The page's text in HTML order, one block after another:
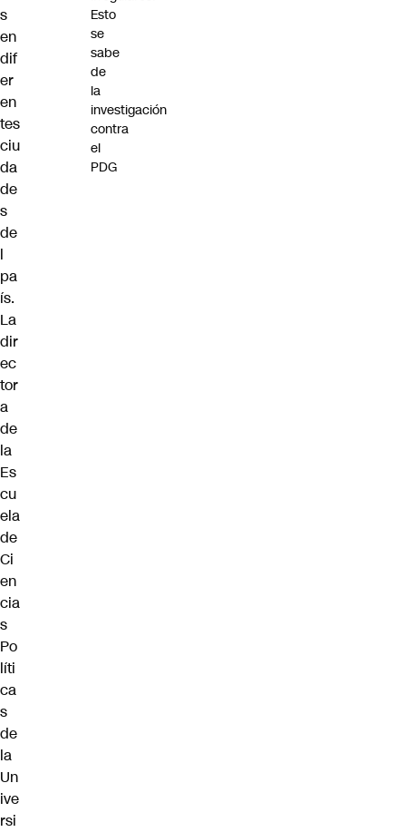
s
en
dif
er
en
tes
ciu
da
de
s
de
l
pa
ís.
La
dir
ec
tor
a
de
la
Es
cu
ela
de
Ci
en
cia
s
Po
líti
ca
s
de
la
Un
ive
rsi
Esto
se
sabe
de
la
investigación
contra
el
PDG